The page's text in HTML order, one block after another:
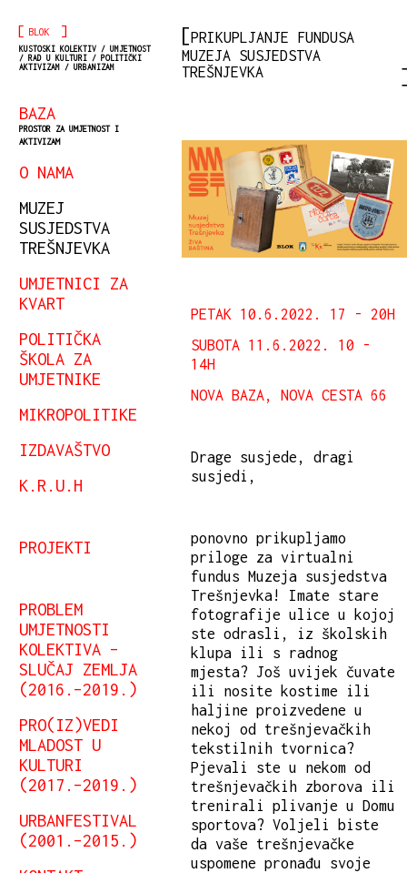
[ BLOK ]
KUSTOSKI KOLEKTIV / UMJETNOST
/ RAD U KULTURI / POLITIČKI
AKTIVIZAM / URBANIZAM
BAZA
PROSTOR ZA UMJETNOST I
AKTIVIZAM
O NAMA
MUZEJ
SUSJEDSTVA
TREŠNJEVKA
UMJETNICI ZA
KVART
POLITIČKA
ŠKOLA ZA
UMJETNIKE
MIKROPOLITIKE
IZDAVAŠTVO
K.R.U.H
PROJEKTI
PROBLEM
UMJETNOSTI
KOLEKTIVA –
SLUČAJ ZEMLJA
(2016.–2019.)
PRO(IZ)VEDI
MLADOST U
KULTURI
(2017.–2019.)
URBANFESTIVAL
(2001.–2015.)
PRIKUPLJANJE FUNDUSA
MUZEJA SUSJEDSTVA
TREŠNJEVKA
PETAK 10.6.2022. 17 - 20H
SUBOTA 11.6.2022. 10 -
14H
NOVA BAZA, NOVA CESTA 66
Drage susjede, dragi
susjedi,
ponovno prikupljamo
priloge za virtualni
fundus Muzeja susjedstva
Trešnjevka! Imate stare
fotografije ulice u kojoj
ste odrasli, iz školskih
klupa ili s radnog
mjesta? Još uvijek čuvate
ili nosite kostime ili
haljine proizvedene u
nekoj od trešnjevačkih
tekstilnih tvornica?
Pjevali ste u nekom od
trešnjevačkih zborova ili
trenirali plivanje u Domu
sportova? Voljeli biste
da vaše trešnjevačke
uspomene pronađu svoje